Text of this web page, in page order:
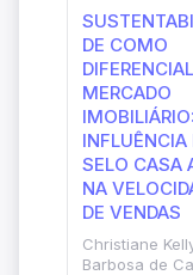
DE COMO
MERCADO
INFLUÊNCIA
SELO CASA
NA
DE VENDAS
Christiane
Barbosa de